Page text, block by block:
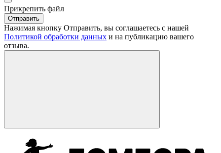
Прикрепить файл
Отправить
Нажимая кнопку Отправить, вы соглашаетесь с нашей
Политикой обработки данных и на публикацию вашего
отзыва.